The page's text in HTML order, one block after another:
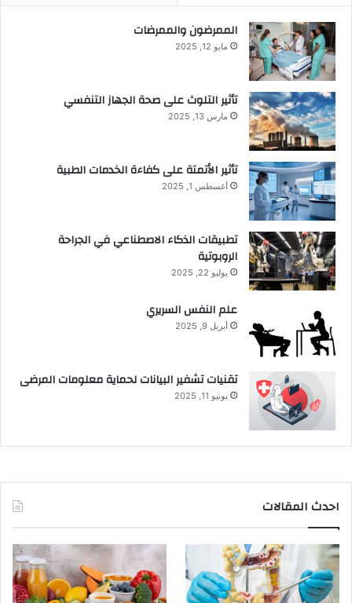
الممرضون والممرضات
مايو 12, 2025
تأثير التلوث على صحة الجهاز التنفسي
مارس 13, 2025
تأثير الأتمتة على كفاءة الخدمات الطبية
أغسطس 1, 2025
تطبيقات الذكاء الاصطناعي في الجراحة
الروبوتية
يوليو 22, 2025
علم النفس السريري
أبريل 9, 2025
تقنيات تشفير البيانات لحماية معلومات المرضى
يونيو 11, 2025
احدث المقالات